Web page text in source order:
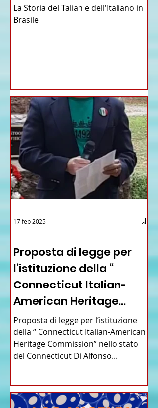
La Storia del Talian e dell'Italiano in
Brasile
Proposta di legge per
l’istituzione della “
Connecticut Italian-
American Heritage
Commission” nello stato
del Connecticut
Proposta di legge per l’istituzione
della “ Connecticut Italian-American
Heritage Commission” nello stato
del Connecticut Di Alfonso...
17 feb 2025